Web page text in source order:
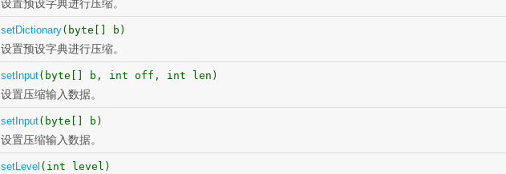
设置预设字典进行压缩。
setDictionary(byte[] b)
设置预设字典进行压缩。
setInput(byte[] b, int off, int len)
设置压缩输入数据。
setInput(byte[] b)
设置压缩输入数据。
setLevel (int level)